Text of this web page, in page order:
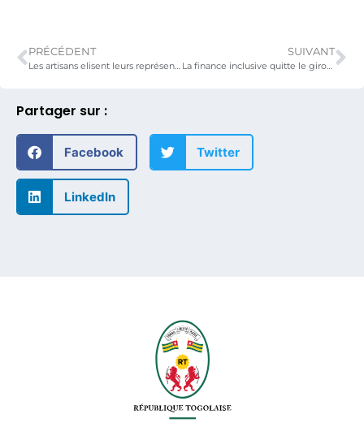
Partager sur :
Facebook Twitter
LinkedIn
PRÉCÉDENT
Les artisans elisent leurs représentants
SUIVANT
La finance inclusive quitte le giron du MDBAJEJ